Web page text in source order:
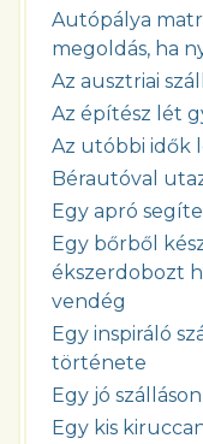
Autópálya
megoldás, ha
Az ausztriai
Az építész lét
Az utóbbi idők
Bérautóval
Egy apró
Egy bőrből
ékszerdobozt
vendég
Egy inspiráló
története
Egy jó
Egy kis